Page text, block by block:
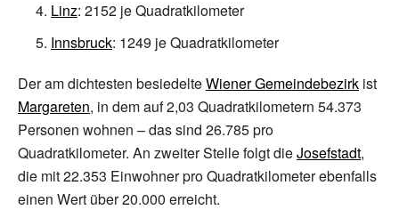
Linz: 2152 je Quadratkilometer
Innsbruck: 1249 je Quadratkilometer
Der am dichtesten besiedelteWiener Gemeindebezirk ist
Margareten, in dem auf 2,03 Quadratkilometern 54.373
Personen wohnen – das sind 26.785pro
Quadratkilometer. An zweiter Stelle folgt dieJosefstadt,
die mit22.353 Einwohner pro Quadratkilometer ebenfalls
einen Wert über 20.000 erreicht.